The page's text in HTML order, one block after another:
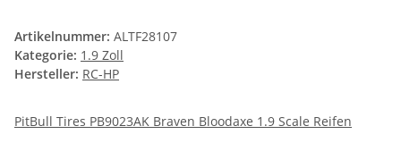
Artikelnummer: ALTF28107
Kategorie: 1.9 Zoll
Hersteller: RC-HP
PitBull Tires PB9023AK Braven Bloodaxe 1.9 Scale Reifen